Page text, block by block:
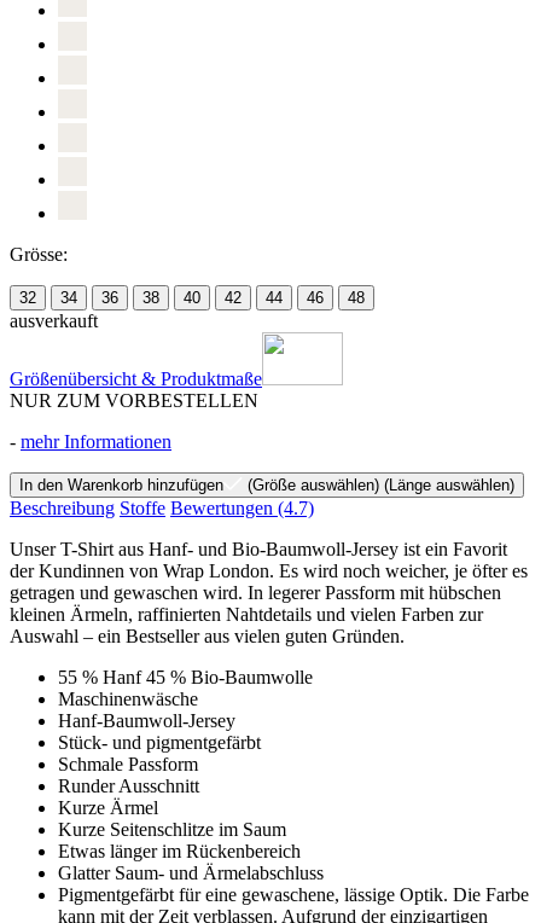
Grösse:
32 34 36 38 40 42 44 46 48
ausverkauft
Größenübersicht & Produktmaße
NUR ZUM VORBESTELLEN
- mehr Informationen
In den Warenkorb hinzufügen (Größe auswählen) (Länge auswählen)
Beschreibung Stoffe Bewertungen (4.7)
Unser T-Shirt aus Hanf- und Bio-Baumwoll-Jersey ist ein Favorit
der Kundinnen von Wrap London. Es wird noch weicher, je öfter es
getragen und gewaschen wird. In legerer Passform mit hübschen
kleinen Ärmeln, raffinierten Nahtdetails und vielen Farben zur
Auswahl – ein Bestseller aus vielen guten Gründen.
55 % Hanf 45 % Bio-Baumwolle
Maschinenwäsche
Hanf-Baumwoll-Jersey
Stück- und pigmentgefärbt
Schmale Passform
Runder Ausschnitt
Kurze Ärmel
Kurze Seitenschlitze im Saum
Etwas länger im Rückenbereich
Glatter Saum- und Ärmelabschluss
Pigmentgefärbt für eine gewaschene, lässige Optik. Die Farbe
kann mit der Zeit verblassen. Aufgrund der einzigartigen